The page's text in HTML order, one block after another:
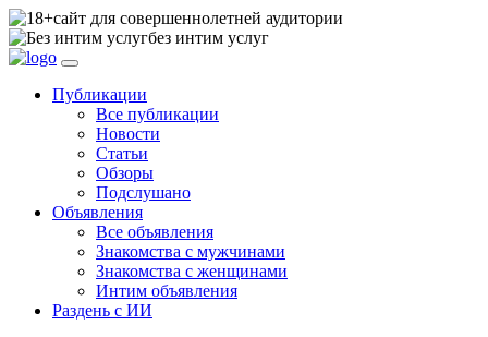
сайт для совершеннолетней аудитории
без интим услуг
Публикации
Все публикации
Новости
Статьи
Обзоры
Подслушано
Объявления
Все объявления
Знакомства с мужчинами
Знакомства с женщинами
Интим объявления
Раздень с ИИ